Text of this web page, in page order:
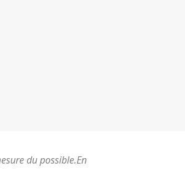
du possible.En